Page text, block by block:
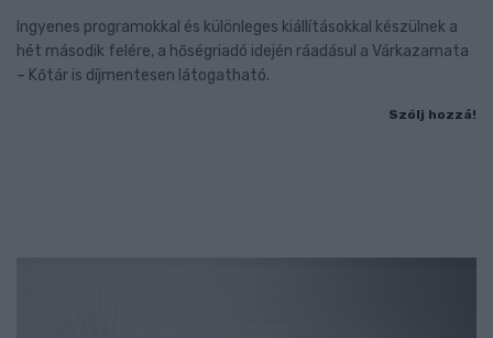
Ingyenes programokkal és különleges kiállításokkal készülnek a
hét második felére, a hőségriadó idején ráadásul a Várkazamata
– Kőtár is díjmentesen látogatható.
Szólj hozzá!